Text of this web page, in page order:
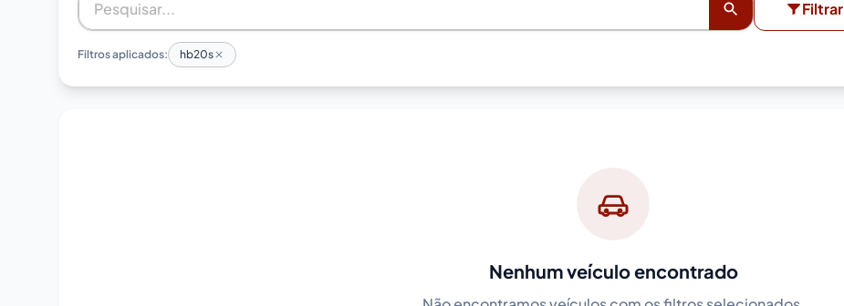
Filtrar
Filtros aplicados: hb20s
Nenhum veículo encontrado